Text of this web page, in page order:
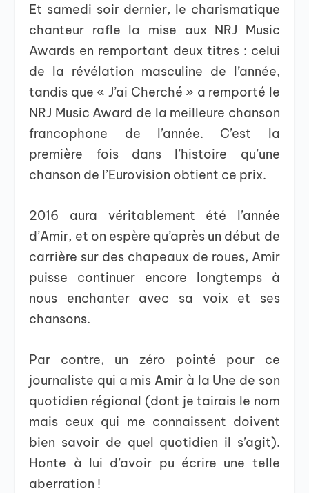
Et samedi soir dernier, le charismatique
chanteur rafle la mise aux NRJ Music
Awards en remportant deux titres : celui
de la révélation masculine de l’année,
tandis que « J’ai Cherché » a remporté le
NRJ Music Award de la meilleure chanson
francophone de l’année. C’est la
première fois dans l’histoire qu’une
chanson de l’Eurovision obtient ce prix.
2016 aura véritablement été l’année
d’Amir, et on espère qu’après un début de
carrière sur des chapeaux de roues, Amir
puisse continuer encore longtemps à
nous enchanter avec sa voix et ses
chansons.
Par contre, un zéro pointé pour ce
journaliste qui a mis Amir à la Une de son
quotidien régional (dont je tairais le nom
mais ceux qui me connaissent doivent
bien savoir de quel quotidien il s’agit).
Honte à lui d’avoir pu écrire une telle
aberration !